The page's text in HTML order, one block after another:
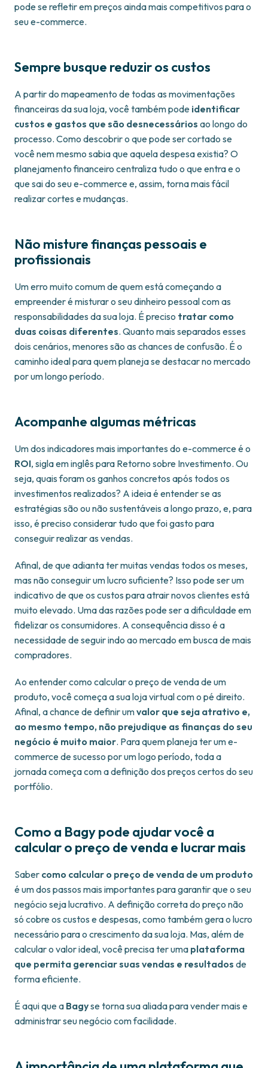
pode se refletir em preços ainda mais competitivos para o
seu e-commerce.
Sempre busque reduzir os custos
A partir do mapeamento de todas as movimentações
financeiras da sua loja, você também pode identificar
custos e gastos que são desnecessários ao longo do
processo. Como descobrir o que pode ser cortado se
você nem mesmo sabia que aquela despesa existia? O
planejamento financeiro centraliza tudo o que entra e o
que sai do seu e-commerce e, assim, torna mais fácil
realizar cortes e mudanças.
Não misture finanças pessoais e
profissionais
Um erro muito comum de quem está começando a
empreender é misturar o seu dinheiro pessoal com as
responsabilidades da sua loja. É preciso tratar como
duas coisas diferentes. Quanto mais separados esses
dois cenários, menores são as chances de confusão. É o
caminho ideal para quem planeja se destacar no mercado
por um longo período.
Acompanhe algumas métricas
Um dos indicadores mais importantes do e-commerce é o
ROI, sigla em inglês para Retorno sobre Investimento. Ou
seja, quais foram os ganhos concretos após todos os
investimentos realizados? A ideia é entender se as
estratégias são ou não sustentáveis a longo prazo, e, para
isso, é preciso considerar tudo que foi gasto para
conseguir realizar as vendas.
Afinal, de que adianta ter muitas vendas todos os meses,
mas não conseguir um lucro suficiente? Isso pode ser um
indicativo de que os custos para atrair novos clientes está
muito elevado. Uma das razões pode ser a dificuldade em
fidelizar os consumidores. A consequência disso é a
necessidade de seguir indo ao mercado em busca de mais
compradores.
Ao entender como calcular o preço de venda de um
produto, você começa a sua loja virtual com o pé direito.
Afinal, a chance de definir umvalor que seja atrativo e,
ao mesmo tempo, não prejudique as finanças do seu
negócio é muito maior. Para quem planeja ter um e-
commerce de sucesso por um logo período, toda a
jornada começa com a definição dos preços certos do seu
portfólio.
Como a Bagy pode ajudar você a
calcular o preço de venda e lucrar mais
Saber como calcular o preço de venda de um produto
é um dos passos mais importantes para garantir que o seu
negócio seja lucrativo. A definição correta do preço não
só cobre os custos e despesas, como também gera o lucro
necessário para o crescimento da sua loja. Mas, além de
calcular o valor ideal, você precisa ter uma plataforma
que permita gerenciar suas vendas e resultados de
forma eficiente.
É aqui que a Bagyse torna sua aliada para vender mais e
administrar seu negócio com facilidade.